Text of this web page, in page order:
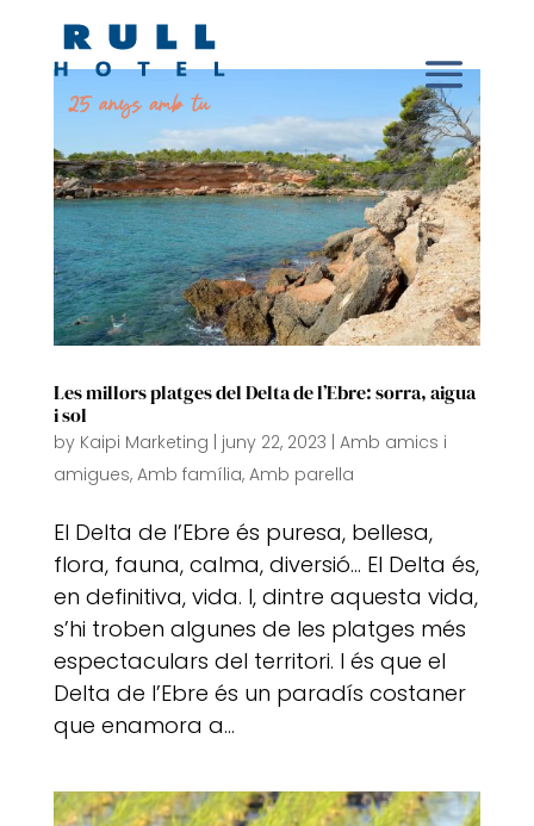
Les millors platges del Delta de l’Ebre: sorra, aigua
i sol
by Kaipi Marketing juny 22, 2023 Amb amics i
amigues, Amb família, Amb parella
El Delta de l’Ebre és puresa, bellesa,
flora, fauna, calma, diversió… El Delta és,
en definitiva, vida. I, dintre aquesta vida,
s’hi troben algunes de les platges més
espectaculars del territori. I és que el
Delta de l’Ebre és un paradís costaner
que enamora a...